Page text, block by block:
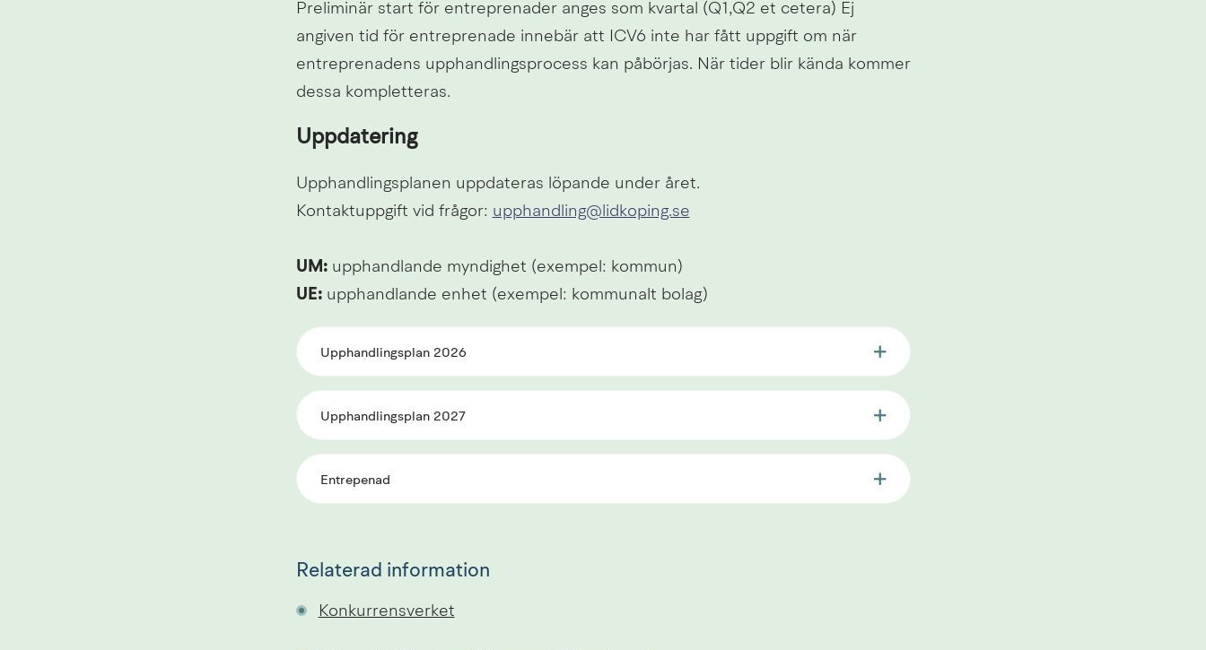
Preliminär start för entreprenader anges som kvartal (Q1,Q2 et cetera) Ej
angiven tid för entreprenade innebär att ICV6 inte har fått uppgift om när
entreprenadens upphandlingsprocess kan påbörjas. När tider blir kända kommer
dessa kompletteras.
Uppdatering
Upphandlingsplanen uppdateras löpande under året.
Kontaktuppgift vid frågor: upphandling@lidkoping.se
UM: upphandlande myndighet (exempel: kommun)
UE: upphandlande enhet (exempel: kommunalt bolag)
Upphandlingsplan 2026
Upphandlingsplan 2027
Entrepenad
Relaterad information
Konkurrensverket